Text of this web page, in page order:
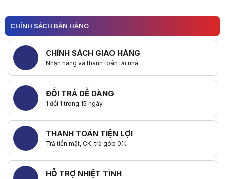
CHÍNH SÁCH BÁN HÀNG
CHÍNH SÁCH GIAO HÀNG
Nhận hàng và thanh toán tại nhà
ĐỔI TRẢ DỄ DÀNG
1 đổi 1 trong 15 ngày
THANH TOÁN TIỆN LỢI
Trả tiền mặt, CK, trả góp 0%
HỖ TRỢ NHIỆT TÌNH